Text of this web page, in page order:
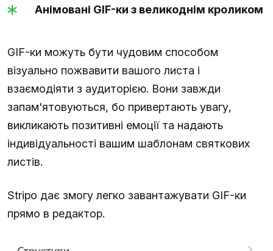
Анімовані GIF-ки з великоднім кроликом
GIF-ки можуть бути чудовим способом
візуально пожвавити вашого листа і
взаємодіяти з аудиторією. Вони завжди
запам'ятовуються, бо привертають увагу,
викликають позитивні емоції та надають
індивідуальності вашим шаблонам святкових
листів.
Stripo дає змогу легко завантажувати GIF-ки
прямо в редактор.